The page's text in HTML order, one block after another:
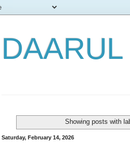
Showing posts with
Saturday, February 14, 2026